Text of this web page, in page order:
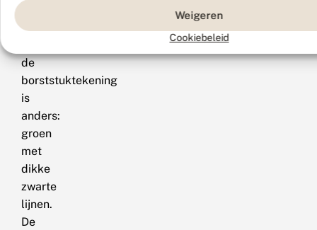
Weigeren
Cookiebeleid
en
de
borststuktekening
is
anders:
groen
met
dikke
zwarte
lijnen.
De